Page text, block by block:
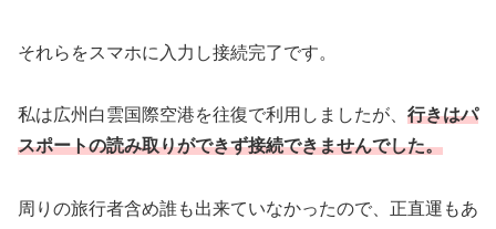
それらをスマホに入力し接続完了です。
私は広州白雲国際空港を往復で利用しましたが、 行きはパ
スポートの読み取りができず接続できませんでした。
周りの旅行者含め誰も出来ていなかったので、正直運もあ